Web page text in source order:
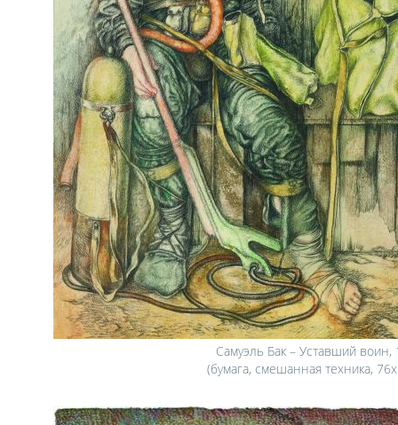
Самуэль Бак – Уставший воин,
(бумага, смешанная техника,